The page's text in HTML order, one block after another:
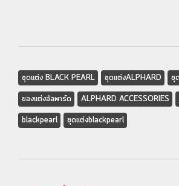
ชุดแต่ง BLACK PEARL ชุดแต่งALPHARD
ชุ
ของแต่งอัลพาร์ด
ALPHARD ACCESSORIES
blackpearl
ชุดแต่งblackpearl